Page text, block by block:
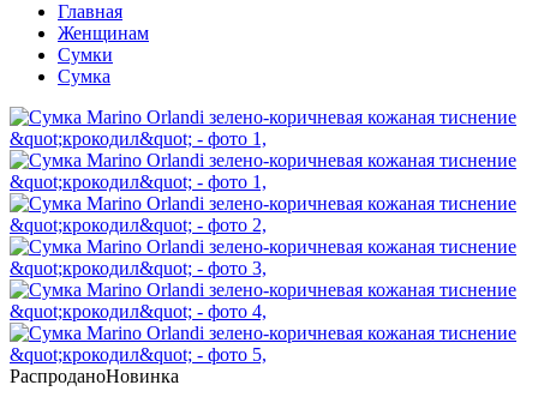
Главная
Женщинам
Cумки
Сумка
РаспроданоНовинка